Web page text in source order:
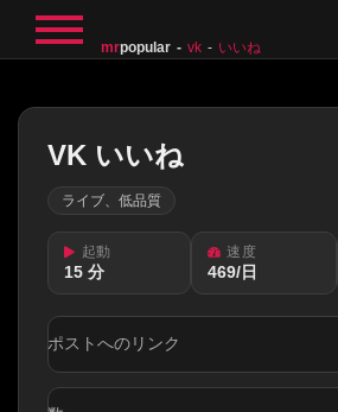
mrpopular vk いいね
VK いいね
ライブ、低品質
起動
15 分
速度
469/日
ポストへのリンク